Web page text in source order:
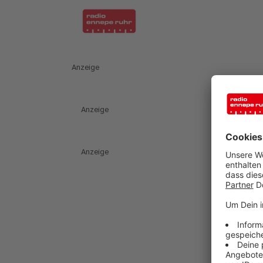
Anzeige
Anzeige
Anzeige